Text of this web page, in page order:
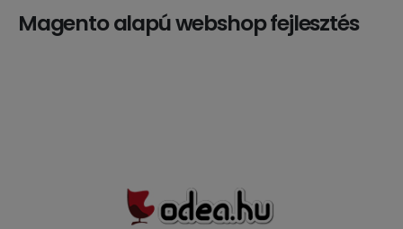
Magento alapú webshop fejlesztés